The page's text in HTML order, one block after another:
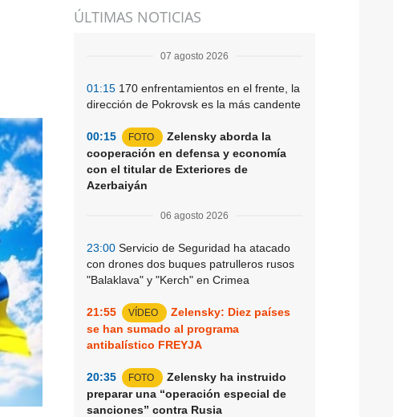
Suscripción
ÚLTIMAS NOTICIAS
07 agosto 2026
01:15 170 enfrentamientos en el frente, la
dirección de Pokrovsk es la más candente
00:15 FOTO
Zelensky aborda la
cooperación en defensa y economía
con el titular de Exteriores de
Azerbaiyán
06 agosto 2026
23:00 Servicio de Seguridad ha atacado
con drones dos buques patrulleros rusos
"Balaklava" y "Kerch" en Crimea
21:55 VÍDEO
Zelensky: Diez países
se han sumado al programa
antibalístico FREYJA
20:35 FOTO
Zelensky ha instruido
preparar una “operación especial de
sanciones” contra Rusia